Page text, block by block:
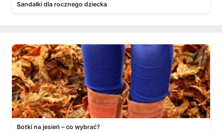
Sandałki dla rocznego dziecka
Botki na jesień – co wybrać?